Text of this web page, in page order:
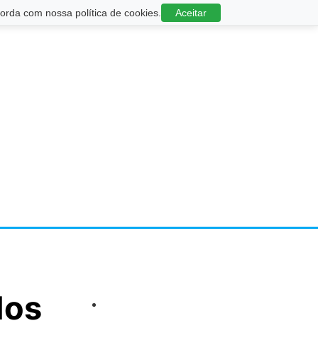
com nossa política de cookies. Aceitar